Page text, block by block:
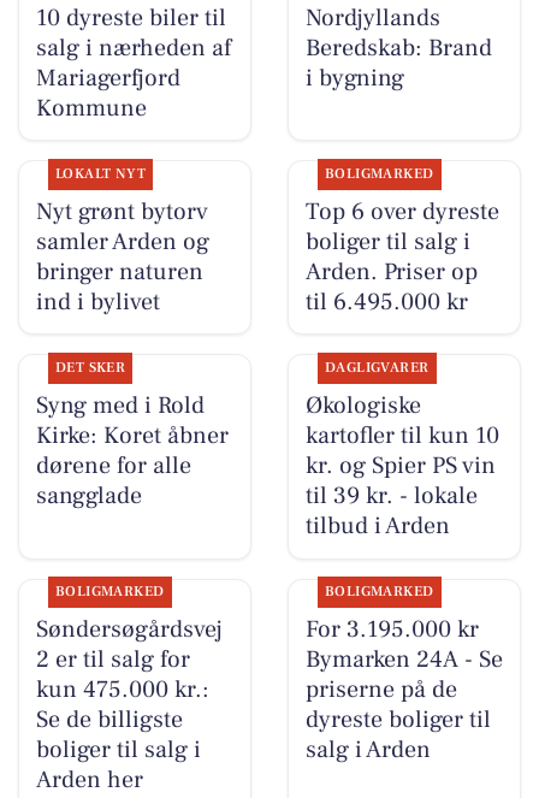
10 dyreste biler til
salg i nærheden af
Mariagerfjord
Kommune
Nordjyllands
Beredskab: Brand
i bygning
LOKALT NYT
Nyt grønt bytorv
samler Arden og
bringer naturen
ind i bylivet
BOLIGMARKED
Top 6 over dyreste
boliger til salg i
Arden. Priser op
til 6.495.000 kr
DET SKER
Syng med i Rold
Kirke: Koret åbner
dørene for alle
sangglade
DAGLIGVARER
Økologiske
kartofler til kun 10
kr. og Spier PS vin
til 39 kr. - lokale
tilbud i Arden
BOLIGMARKED
Søndersøgårdsvej
2 er til salg for
kun 475.000 kr.:
Se de billigste
boliger til salg i
Arden her
BOLIGMARKED
For 3.195.000 kr
Bymarken 24A - Se
priserne på de
dyreste boliger til
salg i Arden